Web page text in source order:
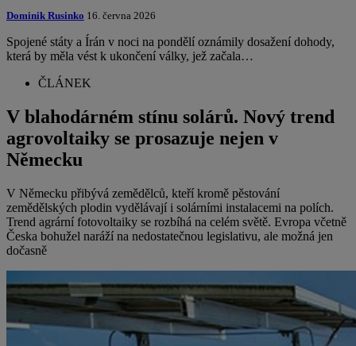
Dominik Rusinko 16. června 2026
Spojené státy a Írán v noci na pondělí oznámily dosažení dohody,
která by měla vést k ukončení války, jež začala…
ČLÁNEK
V blahodárném stínu solárů. Nový trend
agrovoltaiky se prosazuje nejen v
Německu
V Německu přibývá zemědělců, kteří kromě pěstování
zemědělských plodin vydělávají i solárními instalacemi na polích.
Trend agrární fotovoltaiky se rozbíhá na celém světě. Evropa včetně
Česka bohužel naráží na nedostatečnou legislativu, ale možná jen
dočasně